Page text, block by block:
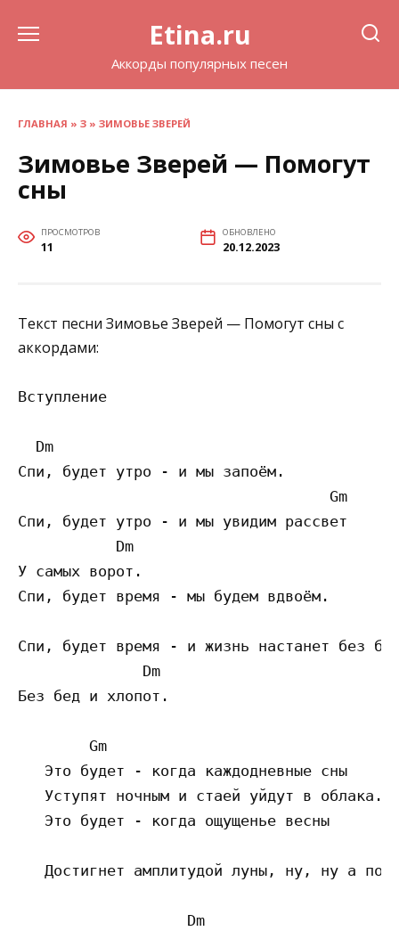
Etina.ru
Аккорды популярных песен
ГЛАВНАЯ » З » ЗИМОВЬЕ ЗВЕРЕЙ
Зимовье Зверей — Помогут
сны
ПРОСМОТРОВ
11
ОБНОВЛЕНО
20.12.2023
Текст песни Зимовье Зверей — Помогут сны с
аккордами:
Вступление
  Dm
Спи, будет утро - и мы запоём.
                                   Gm
Спи, будет утро - и мы увидим рассвет
           Dm
У самых ворот.
Спи, будет время - мы будем вдвоём.
Спи, будет время - и жизнь настанет без
              Dm
Без бед и хлопот.
        Gm
   Это будет - когда каждодневные сны
   Уступят ночным и стаей уйдут в облака.
   Это будет - когда ощущенье весны
Достигнет амплитудой луны, ну, ну а
                   Dm